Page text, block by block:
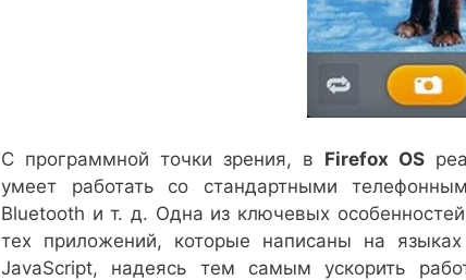
С программной точки зрения, в Firefox OS
умеет работать со стандартными
Bluetooth и т. д. Одна из ключевых особенностей
тех приложений, которые написаны на
JavaScript, надеясь тем самым ускорить